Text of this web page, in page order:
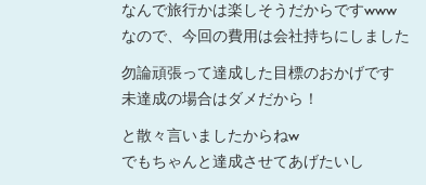
なんで旅行かは楽しそうだからですwww
なので、今回の費用は会社持ちにしました
勿論頑張って達成した目標のおかげです
未達成の場合はダメだから！
と散々言いましたからねw
でもちゃんと達成させてあげたいし